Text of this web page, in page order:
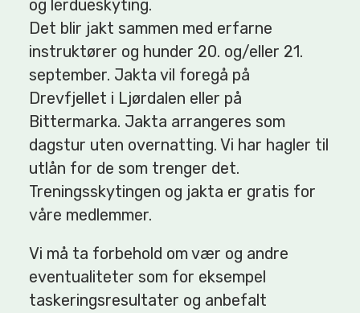
og lerdueskyting.
Det blir jakt sammen med erfarne
instruktører og hunder 20. og/eller 21.
september. Jakta vil foregå på
Drevfjellet i Ljørdalen eller på
Bittermarka. Jakta arrangeres som
dagstur uten overnatting. Vi har hagler til
utlån for de som trenger det.
Treningsskytingen og jakta er gratis for
våre medlemmer.
Vi må ta forbehold om vær og andre
eventualiteter som for eksempel
taskeringsresultater og anbefalt